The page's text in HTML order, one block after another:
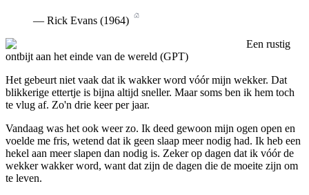
— Rick Evans (1964)
Een rustig
ontbijt aan het einde van de wereld (GPT)
Het gebeurt niet vaak dat ik wakker word vóór mijn wekker. Dat
blikkerige ettertje is bijna altijd sneller. Maar soms ben ik hem toch
te vlug af. Zo'n drie keer per jaar.
Vandaag was het ook weer zo. Ik deed gewoon mijn ogen open en
voelde me fris, wetend dat ik geen slaap meer nodig had. Ik heb een
hekel aan meer slapen dan nodig is. Zeker op dagen dat ik vóór de
wekker wakker word, want dat zijn de dagen die de moeite zijn om
te leven.